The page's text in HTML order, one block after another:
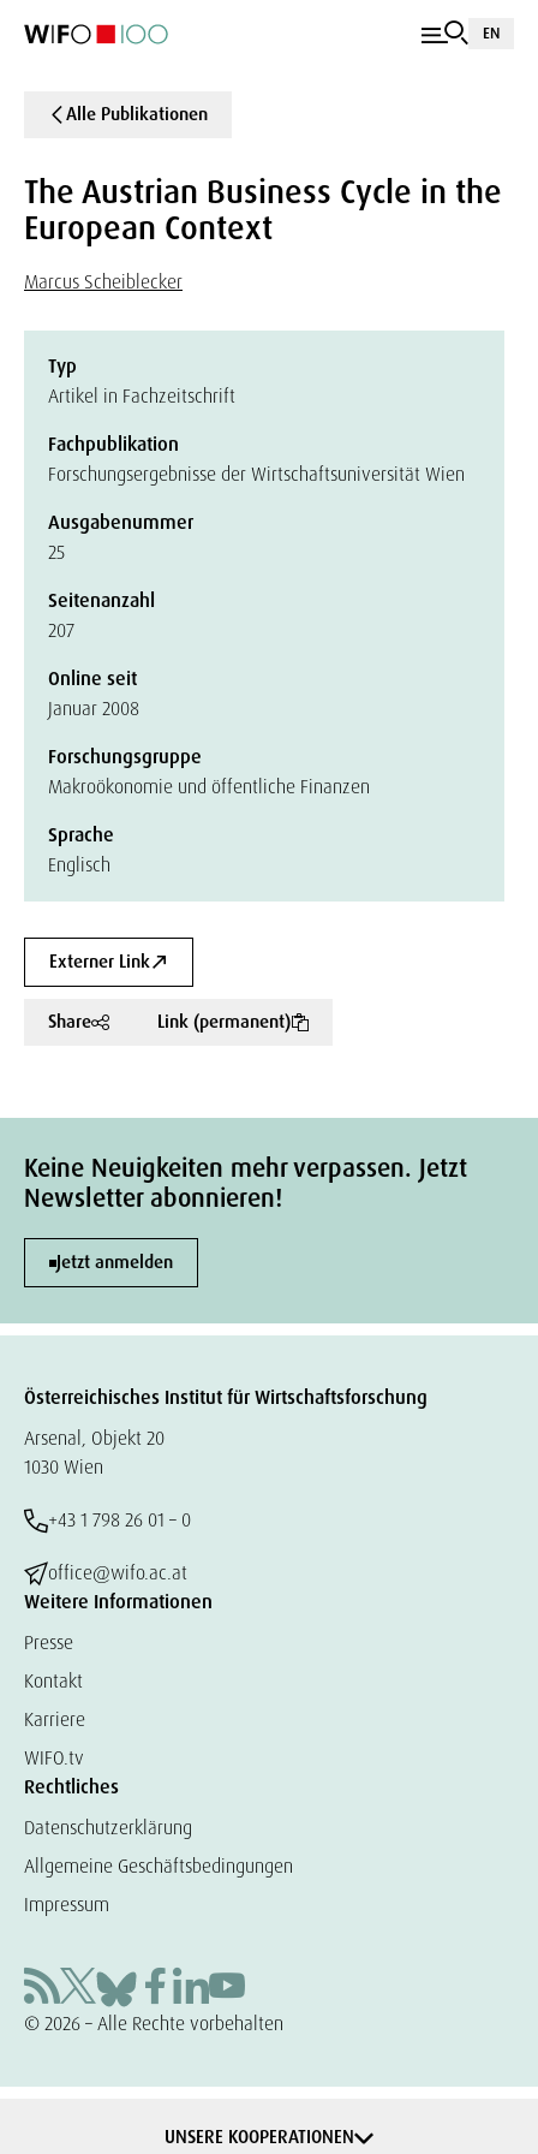
EN
Alle Publikationen
The Austrian Business Cycle in the
European Context
Marcus Scheiblecker
Typ
Artikel in Fachzeitschrift
Fachpublikation
Forschungsergebnisse der Wirtschaftsuniversität Wien
Ausgabenummer
25
Seitenanzahl
207
Online seit
Januar 2008
Forschungsgruppe
Makroökonomie und öffentliche Finanzen
Sprache
Englisch
Externer Link
Share Link (permanent)
Keine Neuigkeiten mehr verpassen. Jetzt
Newsletter abonnieren!
Jetzt anmelden
Österreichisches Institut für Wirtschaftsforschung
Arsenal, Objekt 20
1030 Wien
+43 1 798 26 01 – 0
office@wifo.ac.at
Weitere Informationen
Presse
Kontakt
Karriere
WIFO.tv
Rechtliches
Datenschutzerklärung
Allgemeine Geschäftsbedingungen
Impressum
© 2026 – Alle Rechte vorbehalten
UNSERE KOOPERATIONEN